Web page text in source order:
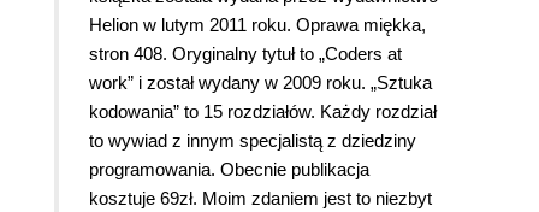
Helion w lutym 2011 roku. Oprawa miękka,
stron 408. Oryginalny tytuł to „Coders at
work” i został wydany w 2009 roku. „Sztuka
kodowania” to 15 rozdziałów. Każdy rozdział
to wywiad z innym specjalistą z dziedziny
programowania. Obecnie publikacja
kosztuje 69zł. Moim zdaniem jest to niezbyt